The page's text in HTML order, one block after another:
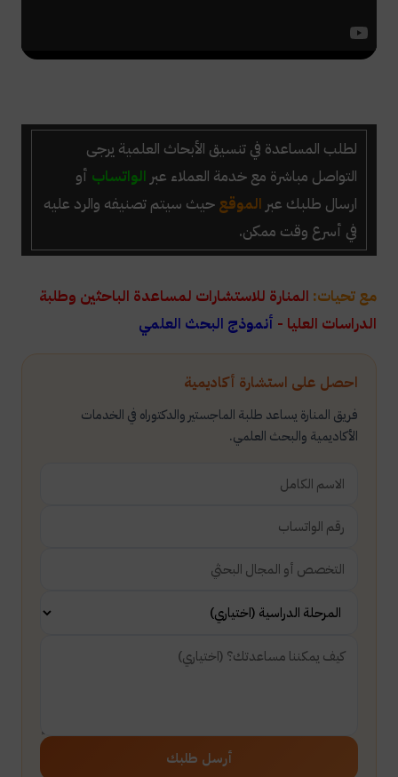
احصل على استشارة أكاديمية
فريق المنارة يساعد طلبة الماجستير والدكتوراه في الخدمات
الأكاديمية والبحث العلمي.
أرسل طلبك
لطلب المساعدة في تنسيق الأبحاث العلمية يرجى
التواصل مباشرة مع خدمة العملاء عبر الواتساب أو
ارسال طلبك عبر الموقع حيث سيتم تصنيفه والرد عليه
في أسرع وقت ممكن.
مع تحيات: المنارة للاستشارات لمساعدة الباحثين وطلبة
الدراسات العليا - أنموذج البحث العلمي